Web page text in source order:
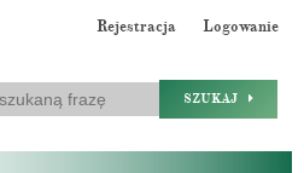
Rejestracja Logowanie
SZUKAJ